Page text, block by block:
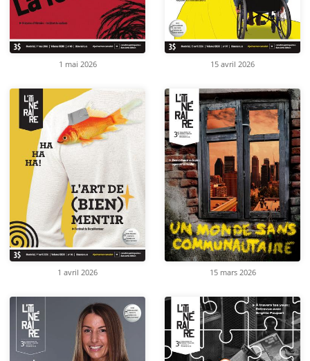
1 mai 2026 15 avril 2026
1 avril 2026 15 mars 2026